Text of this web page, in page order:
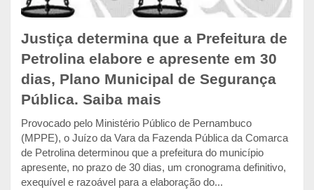
Justiça determina que a Prefeitura de
Petrolina elabore e apresente em 30
dias, Plano Municipal de Segurança
Pública. Saiba mais
Provocado pelo Ministério Público de Pernambuco
(MPPE), o Juízo da Vara da Fazenda Pública da Comarca
de Petrolina determinou que a prefeitura do município
apresente, no prazo de 30 dias, um cronograma definitivo,
exequível e razoável para a elaboração do...